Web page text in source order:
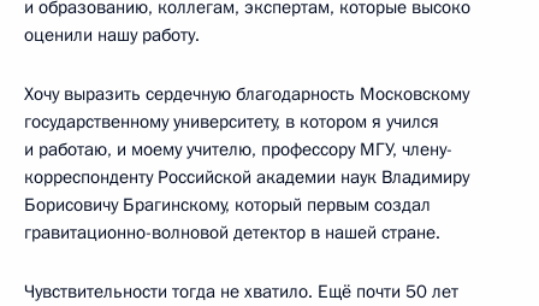
и образованию, коллегам, экспертам, которые высоко
оценили нашу работу.
Хочу выразить сердечную благодарность Московскому
государственному университету, в котором я учился
и работаю, и моему учителю, профессору МГУ, члену-
корреспонденту Российской академии наук Владимиру
Борисовичу Брагинскому, который первым создал
гравитационно-волновой детектор в нашей стране.
Чувствительности тогда не хватило. Ещё почти 50 лет